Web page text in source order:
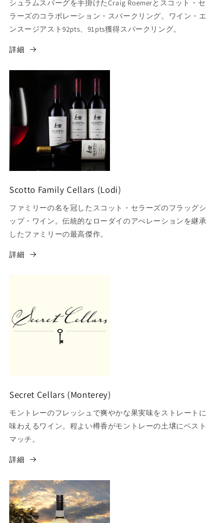
シュラムスバーグを手掛けたCraig Roemerとスコット・セ
ラーズのコラボレーション・スパークリング。ワイン・エ
ンスージアスト92pts、91pts獲得スパークリング。
詳細
Scotto Family Cellars (Lodi)
ファミリーの名を冠したスコット・セラーズのフラッグシ
ップ・ワイン。伝統的なローダイのアぺレーションを継承
したファミリーの最高傑作。
詳細
Secret Cellars (Monterey)
モントレーのフレッシュで爽やかな果実味をストレートに
味わえるワイン。程よい樽香がモントレーの土壌にベスト
マッチ。
詳細